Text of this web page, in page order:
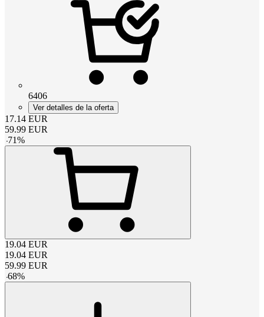
6406
Ver detalles de la oferta
17.14 EUR
59.99 EUR
-71%
19.04 EUR
19.04 EUR
59.99 EUR
-68%